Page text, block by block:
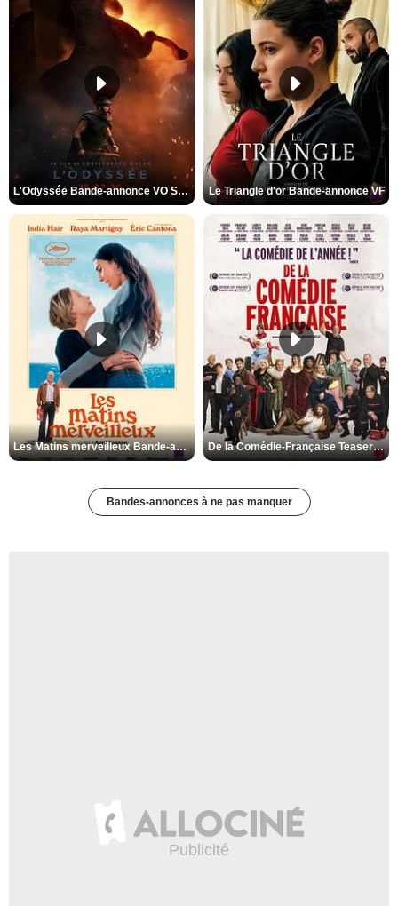
L'Odyssée Bande-annonce VO STFR Le Triangle d'or Bande-annonce VF
Les Matins merveilleux Bande-annonce VF De la Comédie-Française Teaser VF
Bandes-annonces à ne pas manquer